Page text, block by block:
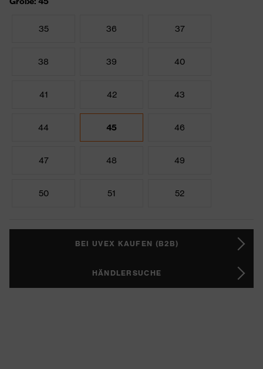
35 36 37
38 39 40
41 42 43
44 45 46
47 48 49
50 51 52
BEI UVEX KAUFEN (B2B)
HÄNDLERSUCHE